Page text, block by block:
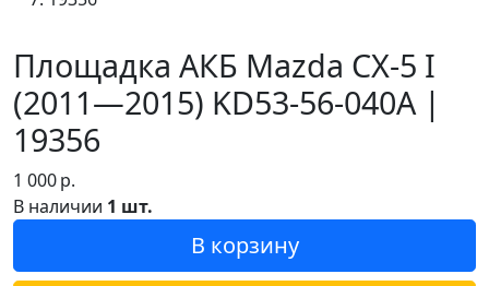
Площадка АКБ Mazda CX-5 I
(2011—2015) KD53-56-040A |
19356
1 000р.
В наличии 1 шт.
В корзину